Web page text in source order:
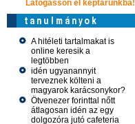
Látogasson el képtárunkba!
A hitéleti tartalmakat is
online keresik a
legtöbben
idén ugyanannyit
terveznek költeni a
magyarok karácsonykor?
Ötvenezer forinttal nőtt
átlagosan idén az egy
dolgozóra jutó cafeteria